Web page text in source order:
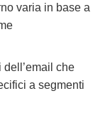
varia in base a
dell’email che
a segmenti